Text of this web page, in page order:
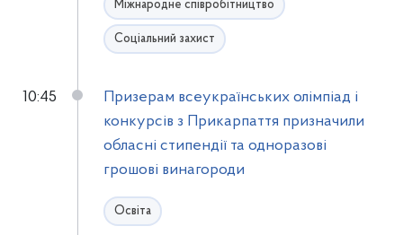
Міжнародне співробітництво
Соціальний захист
10:45
Призерам всеукраїнських олімпіад і
конкурсів з Прикарпаття призначили
обласні стипендії та одноразові
грошові винагороди
Освіта